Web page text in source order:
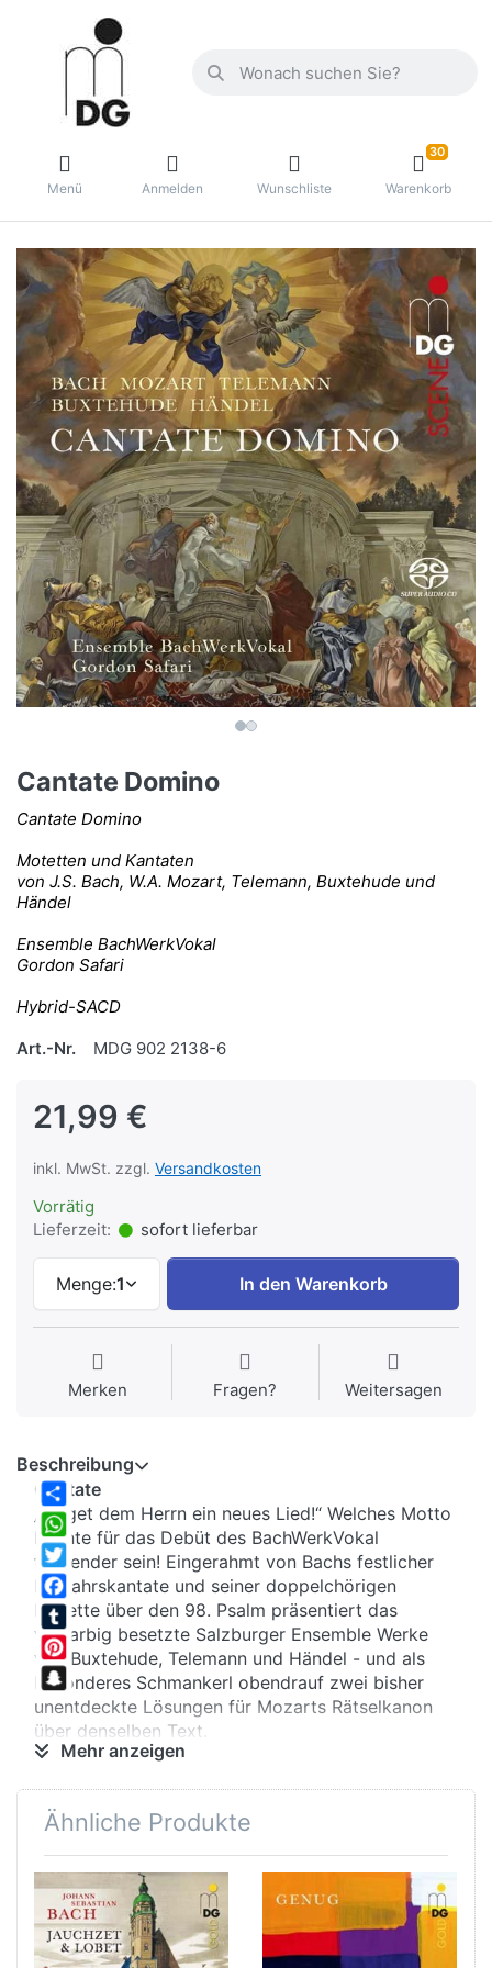
Menü Anmelden Wunschliste
30
Warenkorb
Cantate Domino
Cantate Domino
Motetten und Kantaten
von J.S. Bach, W.A. Mozart, Telemann, Buxtehude und
Händel
Ensemble BachWerkVokal
Gordon Safari
Hybrid-SACD
Art.-Nr.
MDG 902 2138-6
21,99 €
inkl. MwSt. zzgl. Versandkosten
Vorrätig
Lieferzeit:
sofort lieferbar
Menge:1 In den Warenkorb
Merken Fragen? Weitersagen
Share
WhatsApp
Twitter
Facebook
Tumblr
Pinterest
Snapchat
Beschreibung
Cantate
„Singet dem Herrn ein neues Lied!“ Welches Motto
könnte für das Debüt des BachWerkVokal
treffender sein! Eingerahmt von Bachs festlicher
Neujahrskantate und seiner doppelchörigen
Motette über den 98. Psalm präsentiert das
vielfarbig besetzte Salzburger Ensemble Werke
von Buxtehude, Telemann und Händel - und als
besonderes Schmankerl obendrauf zwei bisher
unentdeckte Lösungen für Mozarts Rätselkanon
über denselben Text.
Dominum
Neben dieser Uraufführung machen zwei weitere
Audio CD besonders wertvoll: Telemanns Kantate
gab´s bisher nirgends; völlig unverständlich
angesichts der in barocker, geradezu
lautmalerischer Pracht ausgeführten
Mehr anzeigen
Ähnliche Produkte